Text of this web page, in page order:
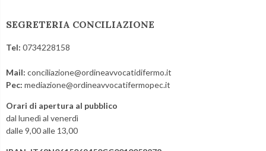
SEGRETERIA CONCILIAZIONE
Tel: 0734228158
Mail: conciliazione@ordineavvocatidifermo.it
Pec: mediazione@ordineavvocatifermopec.it
Orari di apertura al pubblico
dal lunedì al venerdì
dalle 9,00 alle 13,00